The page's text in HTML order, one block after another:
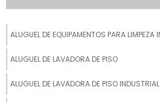
ALUGUEL DE EQUIPAMENTOS PARA LIMPEZA
ALUGUEL DE LAVADORA DE PISO
ALUGUEL DE LAVADORA DE PISO INDUSTRIAL